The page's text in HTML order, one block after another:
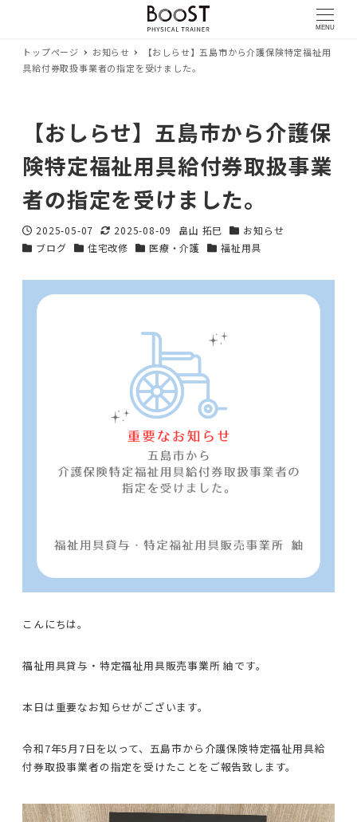
MENU
トップページ お知らせ
【おしらせ】五島市から介護保険特定福祉用
具給付券取扱事業者の指定を受けました。
【おしらせ】五島市から介護保
険特定福祉用具給付券取扱事業
者の指定を受けました。
投稿日
2025-05-07
更新日
2025-08-09
著
者
畠山 拓巳
カテゴリー
お知らせ
カテゴリー
ブログ
カテゴリー
住宅改修
カテゴリー
医療・介護
カテゴリー
福祉用具
こんにちは。
福祉用具貸与・特定福祉用具販売事業所 紬です。
本日は重要なお知らせがございます。
令和7年5月7日を以って、五島市から介護保険特定福祉用具給
付券取扱事業者の指定を受けたことをご報告致します。